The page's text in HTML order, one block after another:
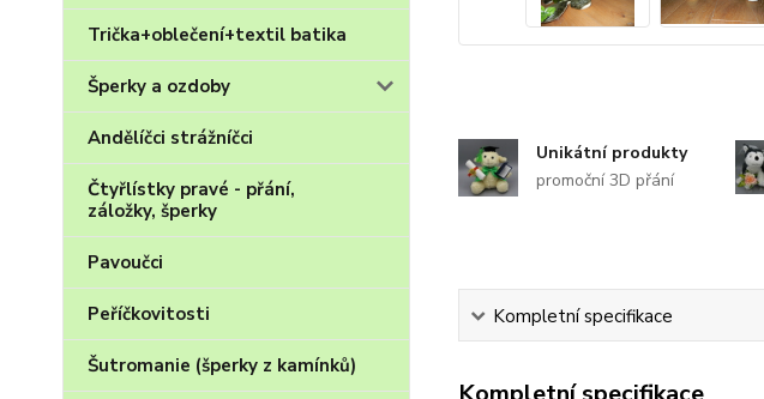
Trička+oblečení+textil batika
Šperky a ozdoby
Andělíčci strážníčci
Čtyřlístky pravé - přání,
záložky, šperky
Pavoučci
Peříčkovitosti
Šutromanie (šperky z kamínků)
Unikátní produkty
promoční 3D přání
Kompletní specifikace